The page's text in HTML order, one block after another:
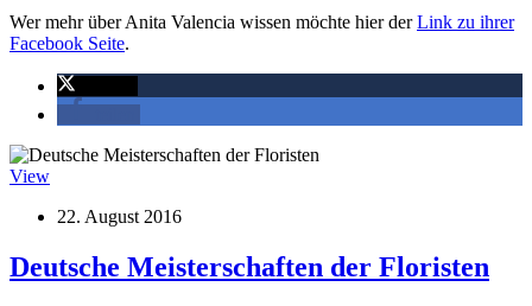
Wer mehr über Anita Valencia wissen möchte hier derLink zu ihrer
Facebook Seite.
View
22. August 2016
Deutsche Meisterschaften der Floristen